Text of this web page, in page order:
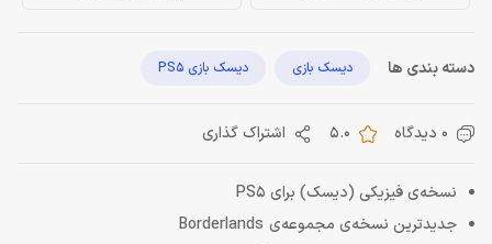
دسته بندی ها دیسک بازی دیسک بازی PS5
0 دیدگاه 5.0 اشتراک گذاری
نسخه‌ی فیزیکی (دیسک) برای PS5
جدیدترین نسخه‌ی مجموعه‌ی Borderlands